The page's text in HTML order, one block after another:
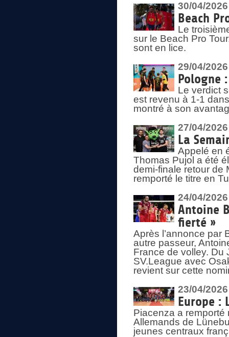
30/04/2026
Beach
Le
sur le Beach Pro
sont en lice.
29/04/2026
Pologne
Le verdict
est revenu à 1-1
montré à son
27/04/2026
La
Appelé en
Thomas Pujol a été
demi-finale retour de
remporté le titre en
24/04/2026
Antoine
fierté »
Après l’annonce par
autre passeur,
France de volley. Du
SV.League avec
revient sur cette
23/04/2026
Europe :
Piacenza a remporté
Allemands de
jeunes centraux